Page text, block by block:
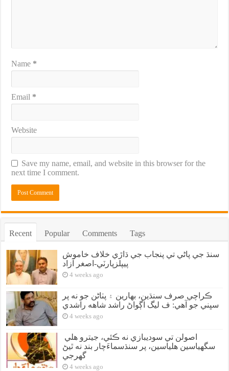
Name *
Email *
Website
Save my name, email, and website in this browser for the
next time I comment.
Recent Popular Comments Tags
سنڌ جي پاڻي تي پنجاب جي ڌاڙي خلاف خاموش
پيپلزپارٽي-اصغر آزاد
4 weeks ago
ڪراچي صرف سنڌين، بهارين ۽ پٺاڻن جو نه پر
سڀني جو آهي: ف ليگ اڳواڻ راشد شاهه راشدي
4 weeks ago
سگهياسين هلياسين، پر سنڌسماءَچار بند نه ٿيڻ
گهرجي
4 weeks ago